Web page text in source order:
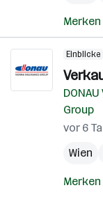
Merken
Einblicke
Group
vor 6
Wien
Merken